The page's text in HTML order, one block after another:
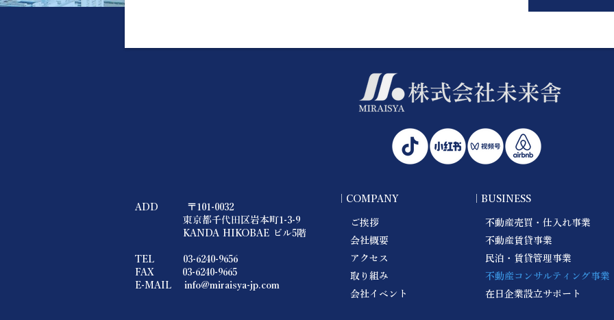
ADD 〒101-0032
東京都千代田区岩本町1-3-9
KANDA HIKOBAE ビル5階
TEL 03-6240-9656
FAX 03-6240-9665
E-MAIL info@miraisya-jp.com
｜COMPANY
ご挨拶
会社概要
アクセス
取り組み
会社イベント
｜BUSINESS
不動産売買・仕入れ事業
不動産賃貸事業
民泊・賃貸管理事業
不動産コンサルティング事業
在日企業設立サポート